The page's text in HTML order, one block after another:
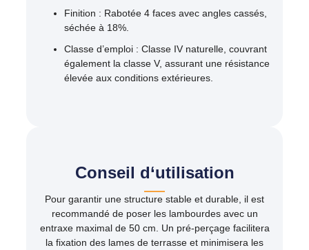
Finition : Rabotée 4 faces avec angles cassés,
séchée à 18%.​
Classe d’emploi : Classe IV naturelle, couvrant
également la classe V, assurant une résistance
élevée aux conditions extérieures.
Conseil d‘utilisation
Pour garantir une structure stable et durable, il est
recommandé de poser les lambourdes avec un
entraxe maximal de 50 cm. Un pré-perçage facilitera
la fixation des lames de terrasse et minimisera les